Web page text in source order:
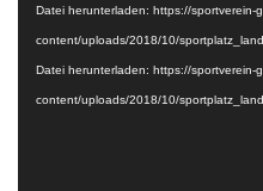
Datei herunterladen: https://sportverein-
content/uploads/2018/10/
Datei herunterladen: https://sportverein-
content/uploads/2018/10/